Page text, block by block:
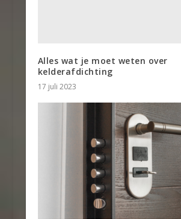
Alles wat je moet weten over
kelderafdichting
17 juli 2023